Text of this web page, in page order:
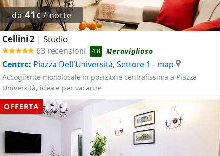
da41€/ notte
Cellini 2 | Studio
63 recensioni 4.8 Meraviglioso
Centro: Piazza Dell'Università, Settore 1 - map
Accogliente monolocale in posizione centralissima a Piazza
Università, ideale per vacanze
OFFERTA